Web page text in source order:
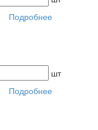
Подробнее
шт
Подробнее